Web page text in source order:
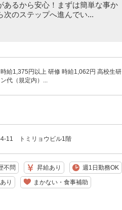
あるから安心！まずは簡単な事か
次のステップへ進んでい...
給1,375円以上 研修 時給1,062円 高校生研
代（規定内）...
4-11 トミリョウビル1階
不問 昇給あり 週1日勤務OK
り まかない・食事補助